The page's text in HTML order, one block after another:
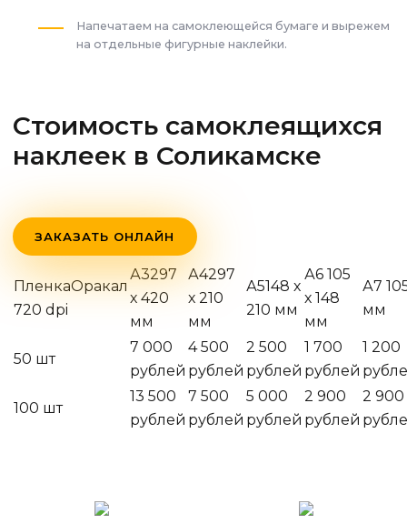
Напечатаем на самоклеющейся бумаге и вырежем
на отдельные фигурные наклейки.
Стоимость самоклеящихся
наклеек в Соликамске
ЗАКАЗАТЬ ОНЛАЙН
ПленкаОракал
720 dpi
А3297
х 420
мм
А4297
х 210
мм
А5148 х
210 мм
А6 105
х 148
мм
А7
мм
50 шт
7 000
рублей
4 500
рублей
2 500
рублей
1 700
рублей
1 200
100 шт
13 500
рублей
7 500
рублей
5 000
рублей
2 900
рублей
2 900